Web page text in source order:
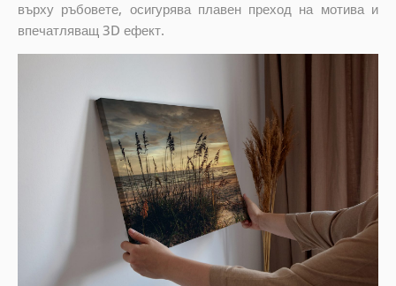
върху ръбовете, осигурява плавен преход на мотива и
впечатляващ 3D ефект.